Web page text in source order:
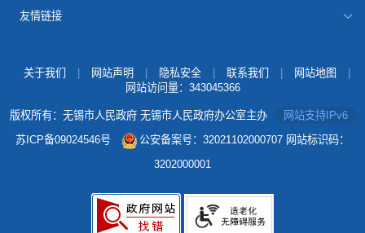
友情链接
关于我们 网站声明 隐私安全 联系我们 网站地图
网站访问量： 343045366
版权所有：无锡市人民政府 无锡市人民政府办公室主办
网站支持IPv6
苏ICP备09024546号
公安备案号：32021102000707 网站标识码：
3202000001